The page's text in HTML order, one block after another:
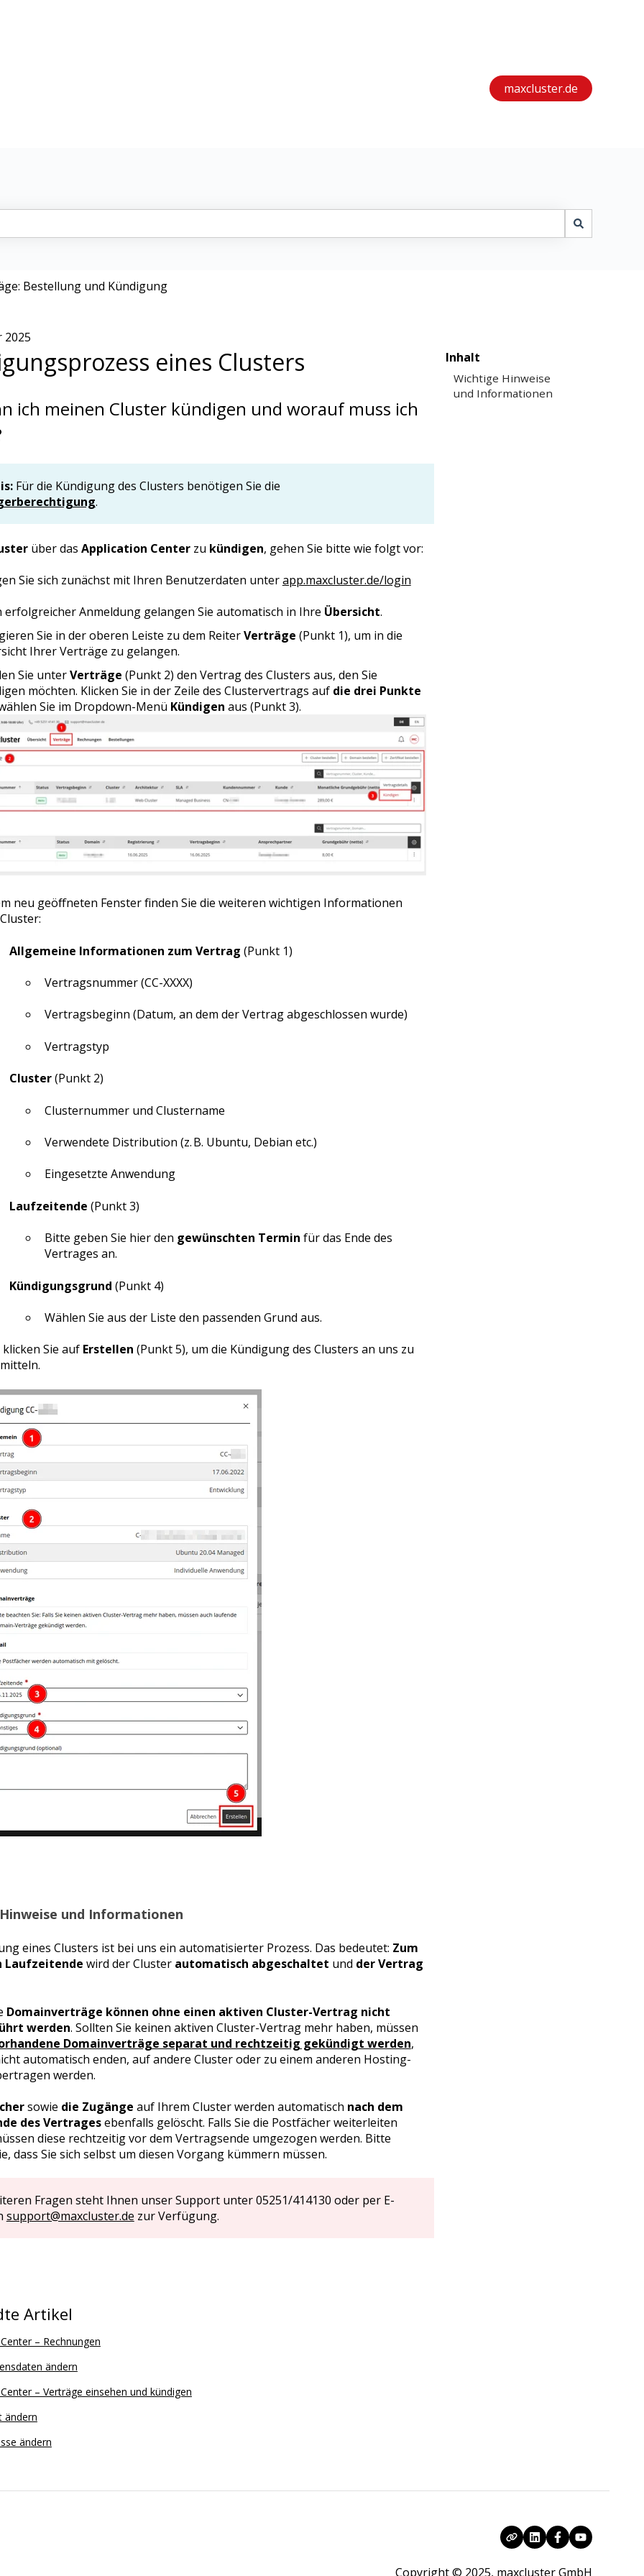
maxcluster.de
Bestellung und Kündigung
2025
eines Clusters
ich meinen Cluster kündigen und worauf muss ich
Für die Kündigung des Clusters benötigen Sie die
.
über das Application Centerzu kündigen, gehen Sie bitte wie folgt vor:
Sie sich zunächst mit Ihren Benutzerdaten unterapp.maxcluster.de/login
erfolgreicher Anmeldung gelangen Sie automatisch in Ihre Übersicht.
Sie in der oberen Leiste zu dem ReiterVerträge (Punkt 1), um in die
Ihrer Verträge zu gelangen.
Sie unterVerträge (Punkt 2) den Vertrag des Clusters aus, den Sie
möchten. Klicken Sie in der Zeile des Clustervertrags auf die drei Punkte
Sie im Dropdown-Menü Kündigen aus (Punkt 3).
neu geöffneten Fenster finden Sie die weiteren wichtigen Informationen
Allgemeine Informationen zum Vertrag (Punkt 1)
Vertragsnummer (CC-XXXX)
Vertragsbeginn (Datum, an dem der Vertrag abgeschlossen wurde)
Vertragstyp
Cluster(Punkt 2)
Clusternummer und Clustername
Verwendete Distribution (z. B. Ubuntu, Debian etc.)
Eingesetzte Anwendung
Laufzeitende (Punkt 3)
Bitte geben Sie hier den gewünschten Termin für das Ende des
Vertrages an.
Kündigungsgrund (Punkt 4)
Wählen Sie aus der Liste den passenden Grund aus.
Sie auf Erstellen (Punkt 5), um die Kündigung des Clusters an uns zu
und Informationen
eines Clusters ist bei uns ein automatisierter Prozess. Das bedeutet: Zum
Laufzeitende wird der Cluster automatisch abgeschaltet und der Vertrag
Domainverträge können ohne einen aktiven Cluster-Vertrag nicht
werden. Sollten Sie keinen aktiven Cluster-Vertrag mehr haben, müssen
Domainverträge separat und rechtzeitig gekündigt werden,
automatisch enden, auf andere Cluster oder zu einem anderen Hosting-
werden.
sowie die Zugänge auf Ihrem Cluster werden automatisch nach dem
des Vertragesebenfalls gelöscht. Falls Sie die Postfächer weiterleiten
diese rechtzeitig vor dem Vertragsende umgezogen werden. Bitte
dass Sie sich selbst um diesen Vorgang kümmern müssen.
Fragen steht Ihnen unser Support unter 05251/414130 oder per E-
support@maxcluster.de zur Verfügung.
Artikel
– Rechnungen
ändern
– Verträge einsehen und kündigen
ändern
ändern
Inhalt
Wichtige Hinweise
und Informationen
Copyright © 2025, maxcluster GmbH